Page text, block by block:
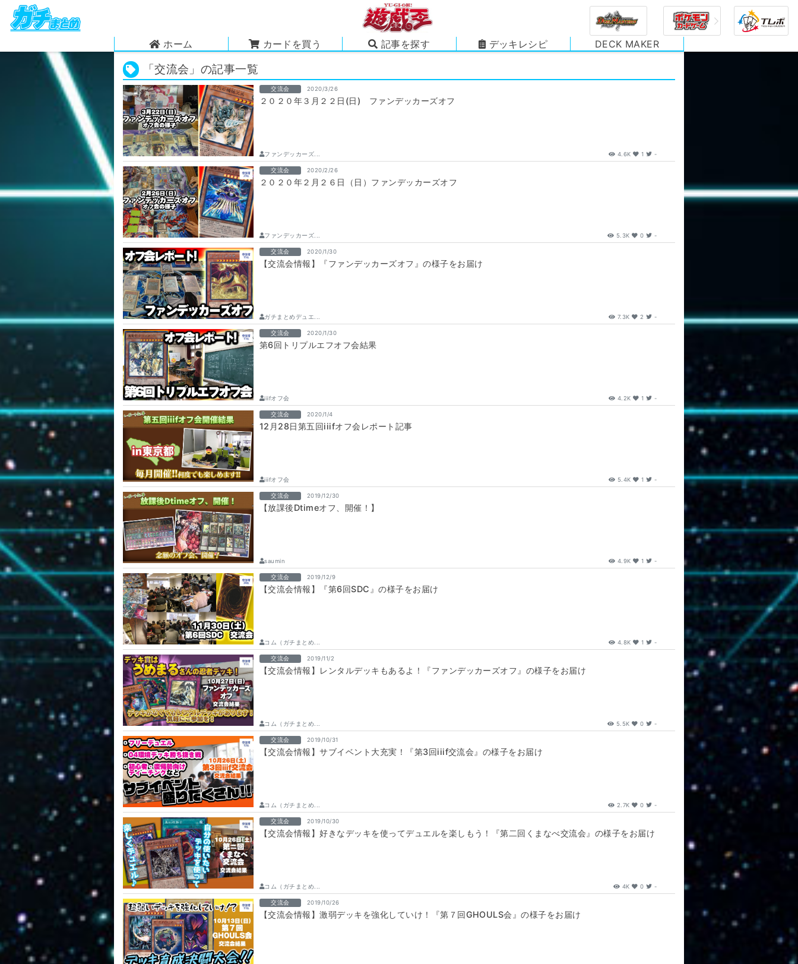
ホーム カードを買う 記事を探す デッキレシピ DECK MAKER
「交流会」の記事一覧
交流会 2020/3/26
２０２０年３月２２日(日) ファンデッカーズオフ
ファンデッカーズ... 4.6K 1 -
交流会 2020/2/26
２０２０年２月２６日（日）ファンデッカーズオフ
ファンデッカーズ... 5.3K 0 -
交流会 2020/1/30
【交流会情報】『ファンデッカーズオフ』の様子をお届け
ガチまとめデュエ... 7.3K 2 -
交流会 2020/1/30
第6回トリプルエフオフ会結果
iiifオフ会 4.2K 1 -
交流会 2020/1/4
12月28日第五回iiifオフ会レポート記事
iiifオフ会 5.4K 1 -
交流会 2019/12/30
【放課後Dtimeオフ、開催！】
saumin 4.9K 1 -
交流会 2019/12/9
【交流会情報】『第6回SDC』の様子をお届け
コム（ガチまとめ... 4.8K 1 -
交流会 2019/11/2
【交流会情報】レンタルデッキもあるよ！『ファンデッカーズオフ』の様子をお届け
コム（ガチまとめ... 5.5K 0 -
交流会 2019/10/31
【交流会情報】サブイベント大充実！『第3回iiif交流会』の様子をお届け
コム（ガチまとめ... 2.7K 0 -
交流会 2019/10/30
【交流会情報】好きなデッキを使ってデュエルを楽しもう！『第二回くまなべ交流会』の様子をお届け
コム（ガチまとめ... 4K 0 -
交流会 2019/10/26
【交流会情報】激弱デッキを強化していけ！『第７回GHOULS会』の様子をお届け